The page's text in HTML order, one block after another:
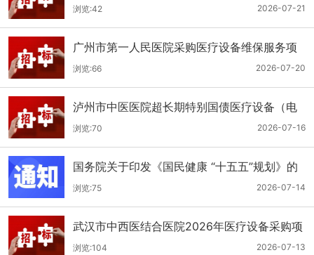
救治基地手术室及重症监护室医疗设备采购项
目更正公告
2026-07-21
浏览:42
广州市第一人民医院采购医疗设备维保服务项
目（2026年第1批）(二次)（项目编号：GZSY-
2026FW-06）采购更正公告
2026-07-20
浏览:66
泸州市中医医院超长期特别国债医疗设备（电
子胃肠镜系统）采购更正公告（第二次）2026-07-16
浏览:70
国务院关于印发《国民健康 “十五五”规划》的
通知
2026-07-14
浏览:75
武汉市中西医结合医院2026年医疗设备采购项
目四公开招标公告
2026-07-13
浏览:104